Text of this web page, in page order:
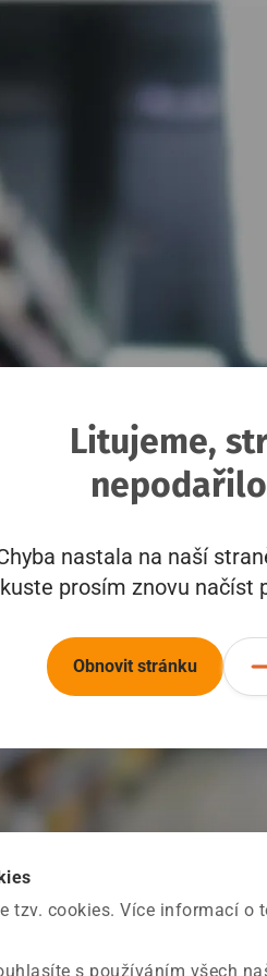
tzv. cookies. Více informací o
s používáním všech
Litujeme,
nastala na naší
prosím znovu načíst
Obnovit stránku